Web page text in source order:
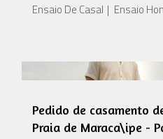
Ensaio De Casal Ensaio
Pedido de casamento
Praia de Maraca\ipe -